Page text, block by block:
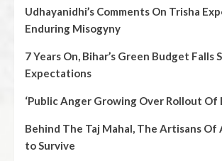
Udhayanidhi’s Comments On Trisha
Enduring Misogyny
7 Years On, Bihar’s Green Budget Falls
Expectations
‘Public Anger Growing Over Rollout Of
Behind The Taj Mahal, The Artisans Of
to Survive